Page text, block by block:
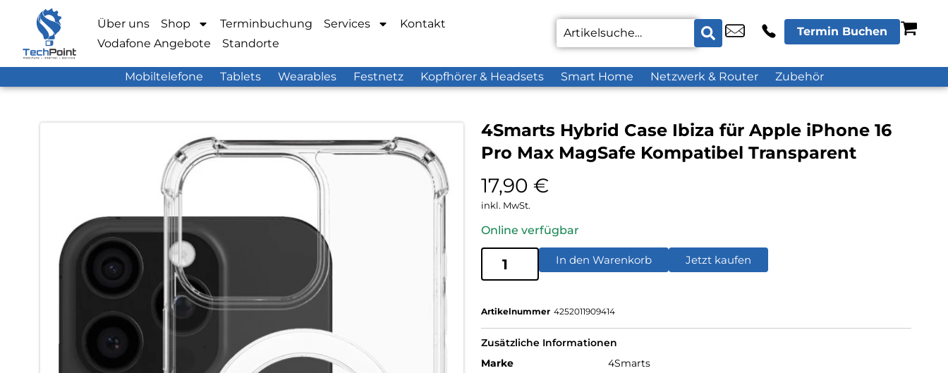
Über uns Shop Terminbuchung Services
Kontakt
Vodafone Angebote
Standorte
Termin Buchen
Mobiltelefone Tablets Wearables Festnetz Kopfhörer & Headsets Smart Home Netzwerk & Router Zubehör
4Smarts Hybrid Case Ibiza für Apple iPhone 16
Pro Max MagSafe Kompatibel Transparent
17,90 €
inkl. MwSt.
Online verfügbar
In den Warenkorb Jetzt kaufen
Artikelnummer 4252011909414
Zusätzliche Informationen
Marke
4Smarts